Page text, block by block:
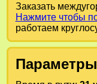
Заказать
Нажмите чтобы
работаем